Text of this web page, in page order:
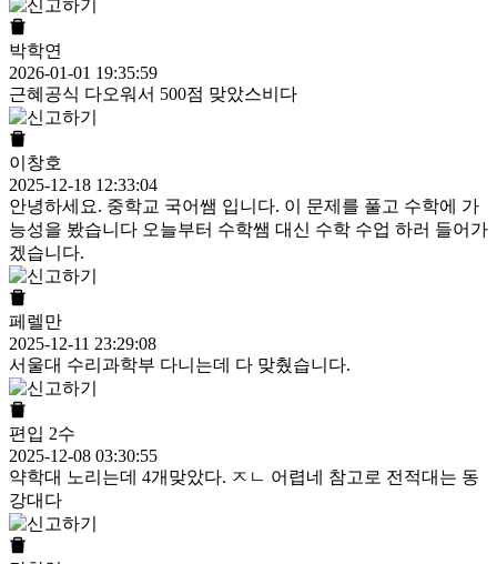
박학연
2026-01-01 19:35:59
근혜공식 다오워서 500점 맞았스비다
이창호
2025-12-18 12:33:04
안녕하세요. 중학교 국어쌤 입니다. 이 문제를 풀고 수학에 가
능성을 봤습니다 오늘부터 수학쌤 대신 수학 수업 하러 들어가
겠습니다.
페렐만
2025-12-11 23:29:08
서울대 수리과학부 다니는데 다 맞췄습니다.
편입 2수
2025-12-08 03:30:55
약학대 노리는데 4개맞았다. ㅈㄴ 어렵네 참고로 전적대는 동
강대다